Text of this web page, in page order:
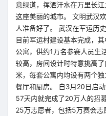
意绿道，挥洒汗水在万里长
这座美丽的城市。 文明武汉
人准备好了。 武汉在军运历
目前军运村建设基本完成，
公寓，供约1万名参赛人员生
较高，房间设计时特意挑高
米，每套公寓内均设有两个
餐厅和厨房。 自3月20日启
57天内就完成了20万人的招
25万志愿者，包括5万赛会